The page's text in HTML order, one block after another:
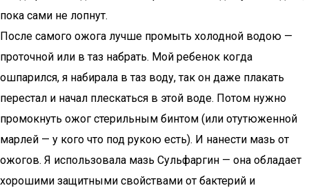
пока сами не лопнут.
После самого ожога лучше промыть холодной водою —
проточной или в таз набрать. Мой ребенок когда
ошпарился, я набирала в таз воду, так он даже плакать
перестал и начал плескаться в этой воде. Потом нужно
промокнуть ожог стерильным бинтом (или отутюженной
марлей — у кого что под рукою есть). И нанести мазь от
ожогов. Я использовала мазь Сульфаргин — она обладает
хорошими защитными свойствами от бактерий и